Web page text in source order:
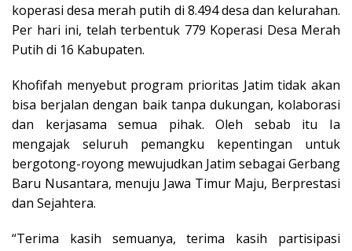
koperasi desa merah putih di 8.494 desa dan kelurahan.
Per hari ini, telah terbentuk 779 Koperasi Desa Merah
Putih di 16 Kabupaten.
Khofifah menyebut program prioritas Jatim tidak akan
bisa berjalan dengan baik tanpa dukungan, kolaborasi
dan kerjasama semua pihak. Oleh sebab itu Ia
mengajak seluruh pemangku kepentingan untuk
bergotong-royong mewujudkan Jatim sebagai Gerbang
Baru Nusantara, menuju Jawa Timur Maju, Berprestasi
dan Sejahtera.
“Terima kasih semuanya, terima kasih partisipasi